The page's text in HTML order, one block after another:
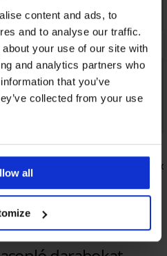
content and ads, to
and to analyse our traffic.
your use of our site with
and analytics partners who
that you’ve
collected from your use
all
4,8
Spacer Flexicup
18 190 Ft